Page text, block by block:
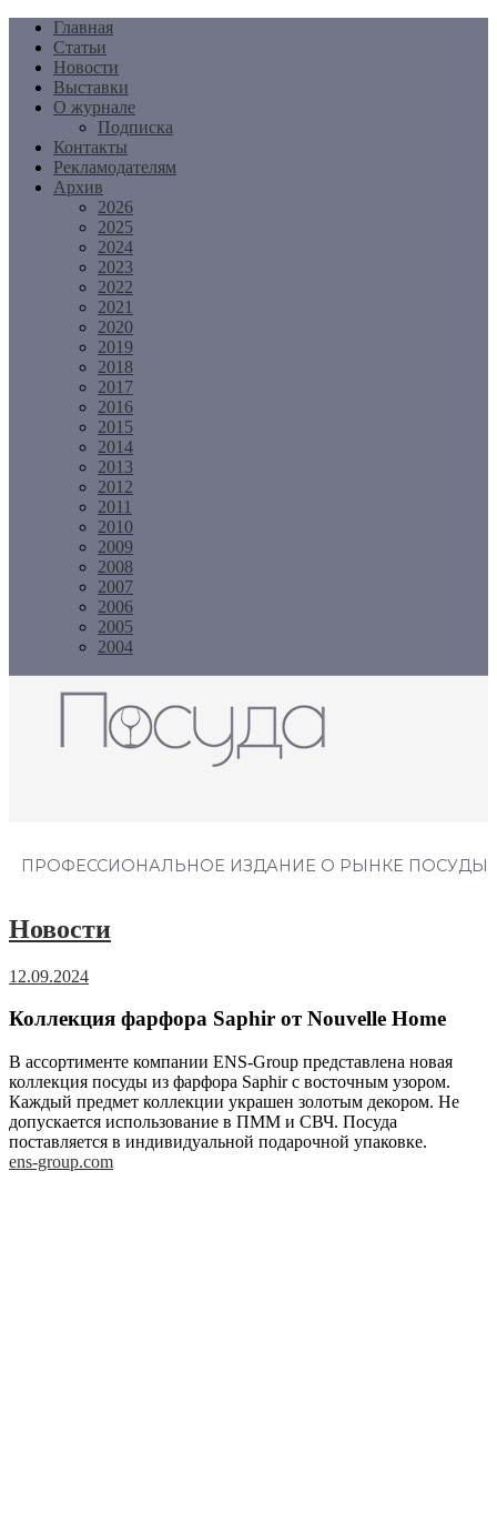
Перейти
содержимому
Главная
Статьи
Новости
Выставки
О журнале
Подписка
Контакты
Рекламодателям
Архив
2026
2025
2024
2023
2022
2021
2020
2019
2018
2017
2016
2015
2014
2013
2012
2011
2010
2009
2008
2007
2006
2005
2004
ПРОФЕССИОНАЛЬНОЕ ИЗДАНИЕ О РЫНКЕ ПОСУДЫ
Новости
12.09.2024
Коллекция фарфора Saphir от Nouvelle Home
В ассортименте компании ENS-Group представлена новая
коллекция посуды из фарфора Saphir с восточным узором.
Каждый предмет коллекции украшен золотым декором. Не
допускается использование в ПММ и СВЧ. Посуда
поставляется в индивидуальной подарочной упаковке.
ens-group.com